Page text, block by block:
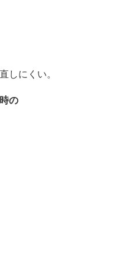
しにくい。
の